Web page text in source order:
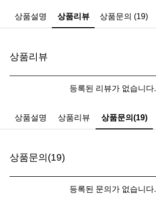
상품설명 상품리뷰 상품문의 (19)
상품리뷰
등록된 리뷰가 없습니다.
상품설명 상품리뷰 상품문의(19)
상품문의(19)
등록된 문의가 없습니다.